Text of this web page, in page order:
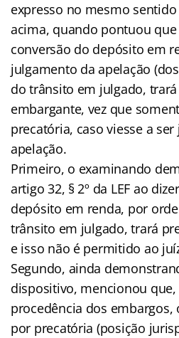
expresso no mesmo
acima, quando pontuou
conversão do depósito em
julgamento da apelação
do trânsito em julgado,
embargante, vez que
precatória, caso viesse a
apelação.
Primeiro, o examinando
artigo 32, § 2º da LEF ao
depósito em renda, por
trânsito em julgado, trará
e isso não é permitido ao
Segundo, ainda
dispositivo, mencionou
procedência dos embargos,
por precatória (posição